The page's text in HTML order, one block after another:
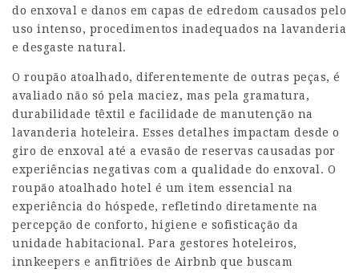
do enxoval e danos em capas de edredom causados pelo
uso intenso, procedimentos inadequados na lavanderia
e desgaste natural.
O roupão atoalhado, diferentemente de outras peças, é
avaliado não só pela maciez, mas pela gramatura,
durabilidade têxtil e facilidade de manutenção na
lavanderia hoteleira. Esses detalhes impactam desde o
giro de enxoval até a evasão de reservas causadas por
experiências negativas com a qualidade do enxoval. O
roupão atoalhado hotel é um item essencial na
experiência do hóspede, refletindo diretamente na
percepção de conforto, higiene e sofisticação da
unidade habitacional. Para gestores hoteleiros,
innkeepers e anfitriões de Airbnb que buscam